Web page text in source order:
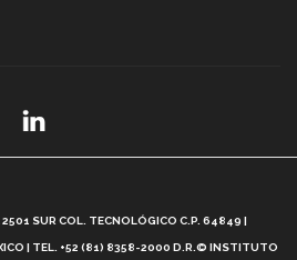
Modelo Educativo Tec? (video)
2501 SUR COL. TECNOLÓGICO C.P. 64849 |
| TEL. +52 (81) 8358-2000 D.R.© INSTITUTO